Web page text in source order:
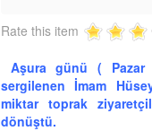
Rate this item
Aşura günü ( Pazar
sergilenen İmam
miktar toprak
dönüştü.